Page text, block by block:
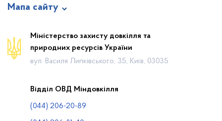
Мапа сайту
Новини
Календар громадських слухань
Законодавча база
Пошук по Реєстру
Карта планової діяльності
Міністерство захисту довкілля та
природних ресурсів України
вул. Василя Липківського, 35, Київ, 03035
Відділ ОВД Міндовкілля
(044) 206-20-89